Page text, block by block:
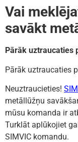
Vai
savākt
Pārāk uztraucaties
Pārāk uztraucaties
Neuztraucieties!
metāllūžņu
mūsu komanda ir
Turklāt aplūkojiet
SIMVIC komandu.